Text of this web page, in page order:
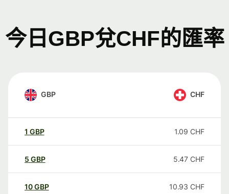
今日GBP兌CHF的匯率
GBP CHF
1 GBP 1.09 CHF
5 GBP 5.47 CHF
10GBP 10.93 CHF